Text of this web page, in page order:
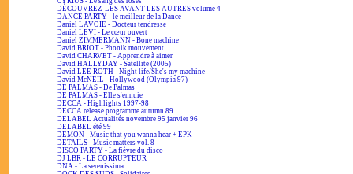
DÉCOUVREZ-LES AVANT LES AUTRES volume 4
DANCE PARTY - le meilleur de la Dance
Daniel LAVOIE - Docteur tendresse
Daniel LEVI - Le cœur ouvert
Daniel ZIMMERMANN - Bone machine
David BRIOT - Phonik mouvement
David CHARVET - Apprendre à aimer
David HALLYDAY - Satellite (2005)
David LEE ROTH - Night life/She's my machine
David McNEIL - Hollywood (Olympia 97)
DE PALMAS - De Palmas
DE PALMAS - Elle s'ennuie
DECCA - Highlights 1997-98
DECCA release programme autumn 89
DELABEL Actualités novembre 95 janvier 96
DELABEL été 99
DEMON - Music that you wanna hear + EPK
DETAILS - Music matters vol. 8
DISCO PARTY - La fièvre du disco
DJ LBR - LE CORRUPTEUR
DNA - La serenissima